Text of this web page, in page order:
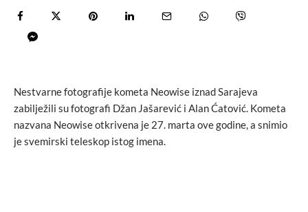
Nestvarne fotografije kometa Neowise iznad Sarajeva
zabilježili su fotografi Džan Jašarević i Alan Ćatović. Kometa
nazvana Neowise otkrivena je 27. marta ove godine, a snimio
je svemirski teleskop istog imena.